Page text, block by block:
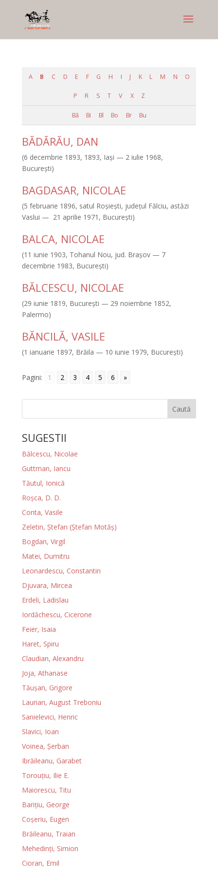
A B C D E F G H I J K L M N O
P R S T V X Z
Bă Bi Bl Bo Br Bu
BĂDĂRĂU, DAN
(6 decembrie 1893, 1893, Iaşi — 2 iulie 1968,
Bucureşti)
BAGDASAR, NICOLAE
(5 februarie 1896, satul Roşieşti, judeţul Fălciu, astăzi
Vaslui — 21 aprilie 1971, Bucureşti)
BALCA, NICOLAE
(11 iunie 1903, Tohanul Nou, jud. Braşov — 7
decembrie 1983, Bucureşti)
BĂLCESCU, NICOLAE
(29 iunie 1819, Bucureşti — 29 noiembrie 1852,
Palermo)
BĂNCILĂ, VASILE
(1 ianuarie 1897, Brăila — 10 iunie 1979, Bucureşti)
Pagini: 1 2 3 4 5 6 »
Caută
SUGESTII
Bălcescu, Nicolae
Guttman, Iancu
Tăutul, Ionică
Roșca, D. D.
Conta, Vasile
Zeletin, Ștefan (Ștefan Motăș)
Bogdan, Virgil
Matei, Dumitru
Leonardescu, Constantin
Djuvara, Mircea
Erdeli, Ladislau
Iordăchescu, Cicerone
Feier, Isaia
Haret, Spiru
Claudian, Alexandru
Joja, Athanase
Tăuşan, Grigore
Laurian, August Treboniu
Sanielevici, Henric
Slavici, Ioan
Voinea, Şerban
Ibrăileanu, Garabet
Torouţiu, Ilie E.
Maiorescu, Titu
Bariţiu, George
Coşeriu, Eugen
Brăileanu, Traian
Mehedinţi, Simion
Cioran, Emil